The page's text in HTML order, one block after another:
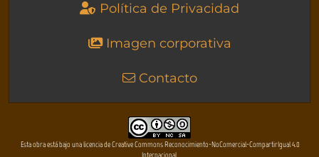
Política de Privacidad
Imagen corporativa
Contacto
Esta obra está bajo una licencia de Creative Commons Reconocimiento-NoComercial-CompartirIgual 4.0